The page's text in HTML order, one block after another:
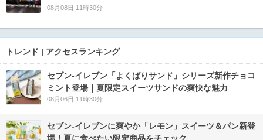
08月08日 11時30分
トレンド | アクセスランキング
セブン‐イレブン「よくばりサンド」シリーズ新作チョコ
ミント登場｜夏限定スイーツサンドの爽快な魅力
08月06日 11時30分
セブン‐イレブンに爽やか「レモン」スイーツ＆パン新登